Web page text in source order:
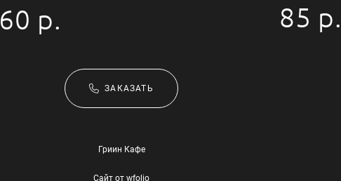
60 р. 85 р.
ЗАКАЗАТЬ
Гриин Кафе
Сайт от wfolio